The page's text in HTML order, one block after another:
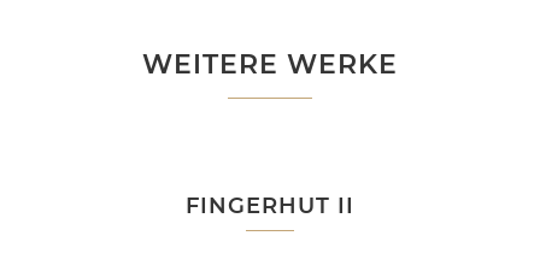
WEITERE WERKE
FINGERHUT II